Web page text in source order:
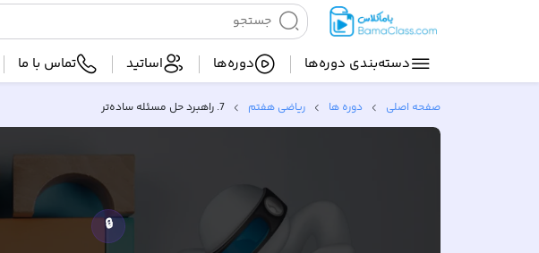
دسته‌بندی‌ دوره‌ها دوره‌ها اساتید تماس با ما
صفحه اصلی دوره ها ریاضی هفتم 7. راهبرد حل مسئله ساده‌تر
🔒